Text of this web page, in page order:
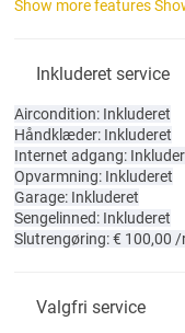
Show more features
Inkluderet service
Aircondition: Inkluderet
Håndklæder: Inkluderet
Internet adgang:
Opvarmning: Inkluderet
Garage: Inkluderet
Sengelinned: Inkluderet
Slutrengøring: € 100,00
Valgfri service